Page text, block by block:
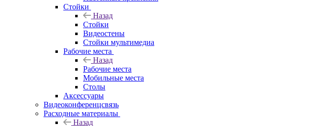
Стойки
Назад
Стойки
Видеостены
Стойки мультимедиа
Рабочие места
Назад
Рабочие места
Мобильные места
Столы
Аксессуары
Видеоконференцсвязь
Расходные материалы
Назад